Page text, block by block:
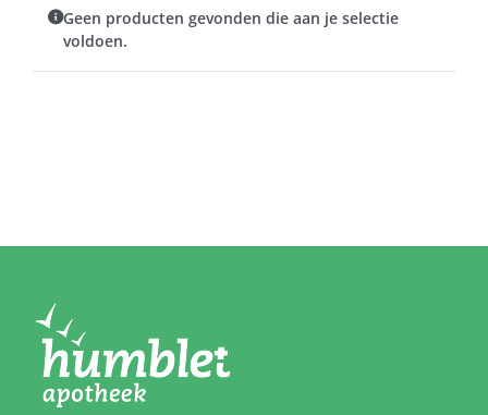
Geen producten gevonden die aan je selectie
voldoen.